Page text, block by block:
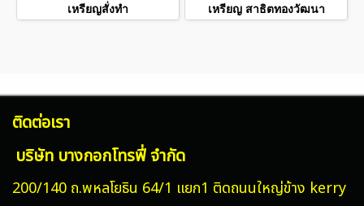
เหรียญสั่งทำ เหรียญ สาธิตทองวัฒนา
ติดต่อเรา
บริษัท บางกอกโทรฟี่ จำกัด
200/140 ถ.พหลโยธิน 64/1 แยก1 ติดถนนใหญ่ข้าง kerry